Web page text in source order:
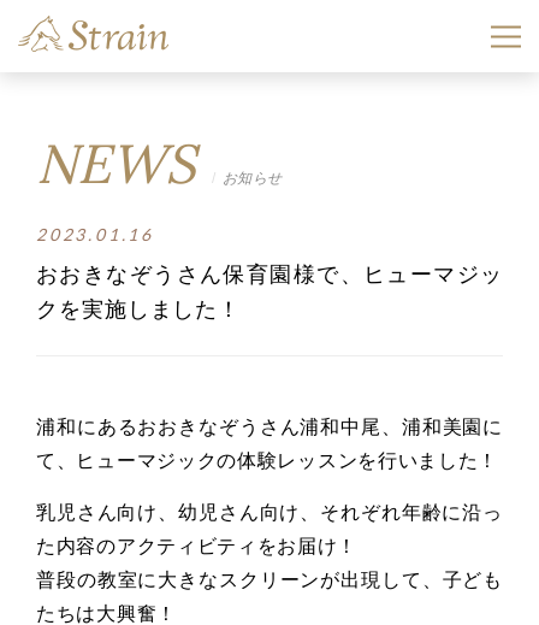
NEWS お知らせ
2023.01.16
おおきなぞうさん保育園様で、ヒューマジッ
クを実施しました！
浦和にあるおおきなぞうさん浦和中尾、浦和美園に
て、
ヒューマジックの体験レッスンを行いました！
乳児さん向け、幼児さん向け、 それぞれ年齢に沿っ
た内容のアクティビティをお届け！
普段の教室に大きなスクリーンが出現して、子ども
たちは大興奮！